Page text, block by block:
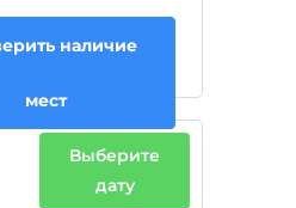
наличие
мест
Выберите
дату